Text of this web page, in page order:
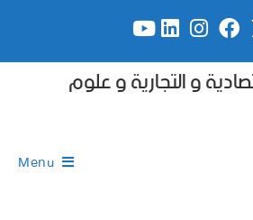
و التجارية و علوم
Menu